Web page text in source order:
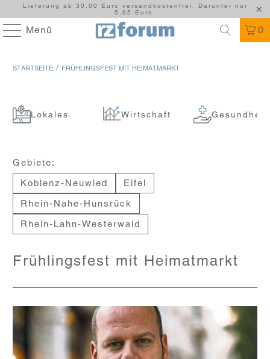
Lieferung ab 30,00 Euro versandkostenfrei. Darunter nur
5,95 Euro.
Menü 0
STARTSEITE / FRÜHLINGSFEST MIT HEIMATMARKT
Lokales Wirtschaft Gesundheit
Gebiete:
Koblenz-Neuwied
Eifel
Rhein-Nahe-Hunsrück
Rhein-Lahn-Westerwald
Frühlingsfest mit Heimatmarkt